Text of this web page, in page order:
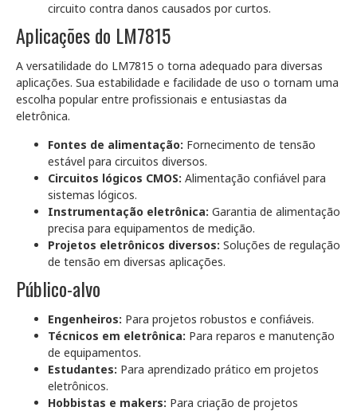
circuito contra danos causados por curtos.
Aplicações do LM7815
A versatilidade do LM7815 o torna adequado para diversas
aplicações. Sua estabilidade e facilidade de uso o tornam uma
escolha popular entre profissionais e entusiastas da
eletrônica.
Fontes de alimentação: Fornecimento de tensão
estável para circuitos diversos.
Circuitos lógicos CMOS: Alimentação confiável para
sistemas lógicos.
Instrumentação eletrônica: Garantia de alimentação
precisa para equipamentos de medição.
Projetos eletrônicos diversos: Soluções de regulação
de tensão em diversas aplicações.
Público-alvo
Engenheiros: Para projetos robustos e confiáveis.
Técnicos em eletrônica: Para reparos e manutenção
de equipamentos.
Estudantes: Para aprendizado prático em projetos
eletrônicos.
Hobbistas e makers: Para criação de projetos